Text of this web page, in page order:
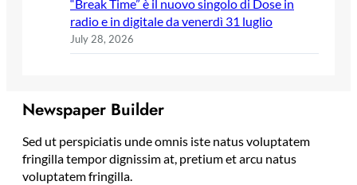
“Break Time” è il nuovo singolo di Dose in
radio e in digitale da venerdì 31 luglio
July 28, 2026
Newspaper Builder
Sed ut perspiciatis unde omnis iste natus voluptatem
fringilla tempor dignissim at, pretium et arcu natus
voluptatem fringilla.